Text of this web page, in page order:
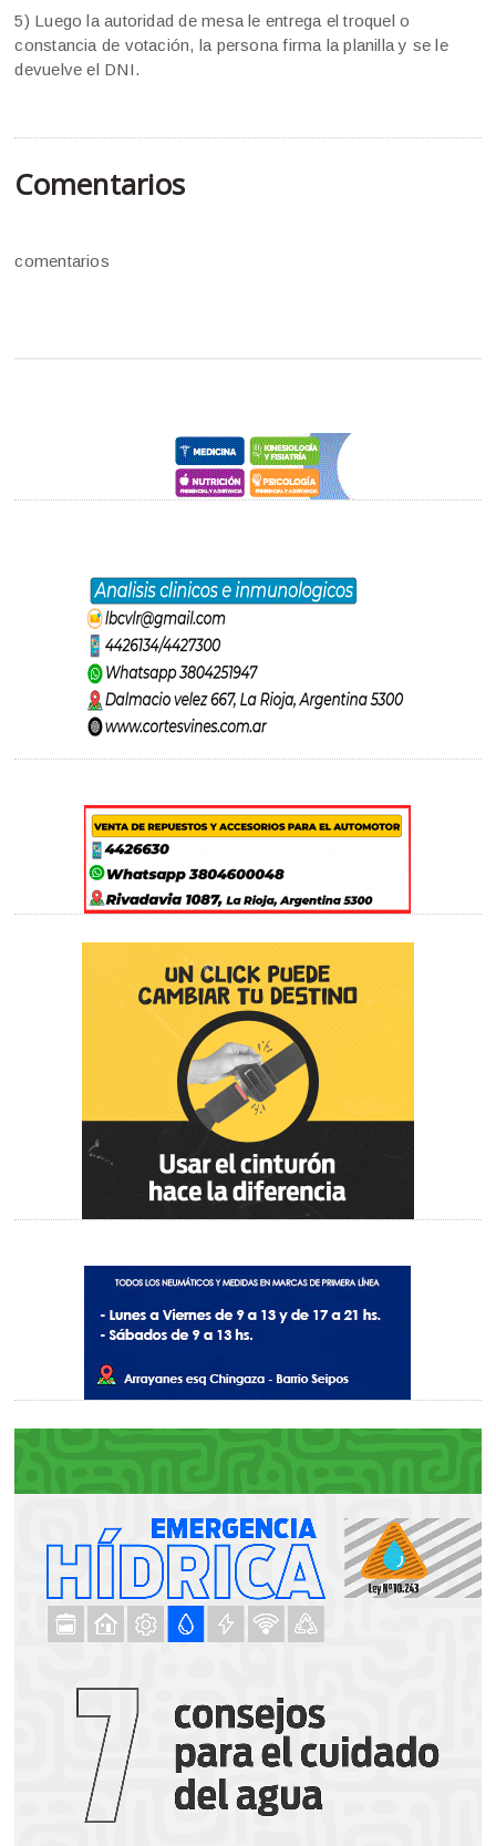
5) Luego la autoridad de mesa le entrega el troquel o
constancia de votación, la persona firma la planilla y se le
devuelve el DNI.
Comentarios
comentarios